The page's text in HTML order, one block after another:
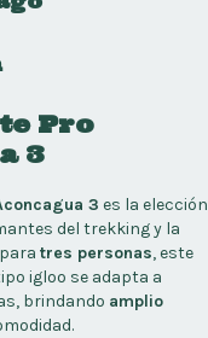
Pro
3
3 es la elección
del trekking y la
tres personas, este
igloo se adapta a
brindando amplio